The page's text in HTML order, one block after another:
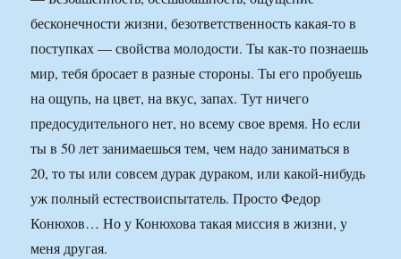
бесконечности жизни, безответственность какая-то в
поступках — свойства молодости. Ты как-то познаешь
мир, тебя бросает в разные стороны. Ты его пробуешь
на ощупь, на цвет, на вкус, запах. Тут ничего
предосудительного нет, но всему свое время. Но если
ты в 50 лет занимаешься тем, чем надо заниматься в
20, то ты или совсем дурак дураком, или какой-нибудь
уж полный естествоиспытатель. Просто Федор
Конюхов… Но у Конюхова такая миссия в жизни, у
меня другая.